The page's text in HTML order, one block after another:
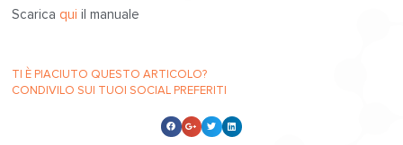
Scarica qui il manuale
TI È PIACIUTO QUESTO ARTICOLO?
CONDIVILO SUI TUOI SOCIAL PREFERITI